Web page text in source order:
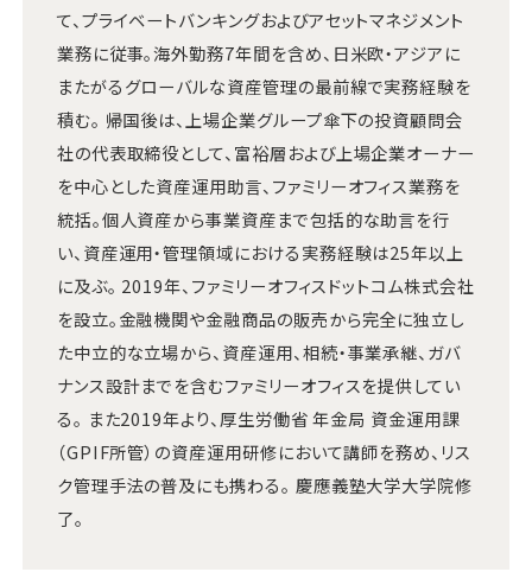
て、プライベートバンキングおよびアセットマネジメント
業務に従事。海外勤務7年間を含め、日米欧・アジアに
またがるグローバルな資産管理の最前線で実務経験を
積む。 帰国後は、上場企業グループ傘下の投資顧問会
社の代表取締役として、富裕層および上場企業オーナー
を中心とした資産運用助言、ファミリーオフィス業務を
統括。個人資産から事業資産まで包括的な助言を行
い、資産運用・管理領域における実務経験は25年以上
に及ぶ。 2019年、ファミリーオフィスドットコム株式会社
を設立。金融機関や金融商品の販売から完全に独立し
た中立的な立場から、資産運用、相続・事業承継、ガバ
ナンス設計までを含むファミリーオフィスを提供してい
る。 また2019年より、厚生労働省 年金局 資金運用課
（GPIF所管）の資産運用研修において講師を務め、リス
ク管理手法の普及にも携わる。 慶應義塾大学大学院修
了。